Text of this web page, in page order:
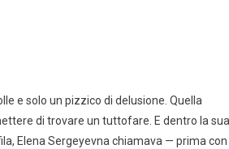
e solo un pizzico di delusione. Quella
di trovare un tuttofare. E dentro la sua
Elena Sergeyevna chiamava — prima con